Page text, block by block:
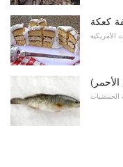
كعكة
الأمريكية
الحمضيات